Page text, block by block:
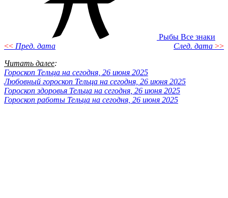
Рыбы Все знаки
<< Пред. дата След. дата >>
Читать далее:
Гороскоп Тельца на сегодня, 26 июня 2025
Любовный гороскоп Тельца на сегодня, 26 июня 2025
Гороскоп здоровья Тельца на сегодня, 26 июня 2025
Гороскоп работы Тельца на сегодня, 26 июня 2025